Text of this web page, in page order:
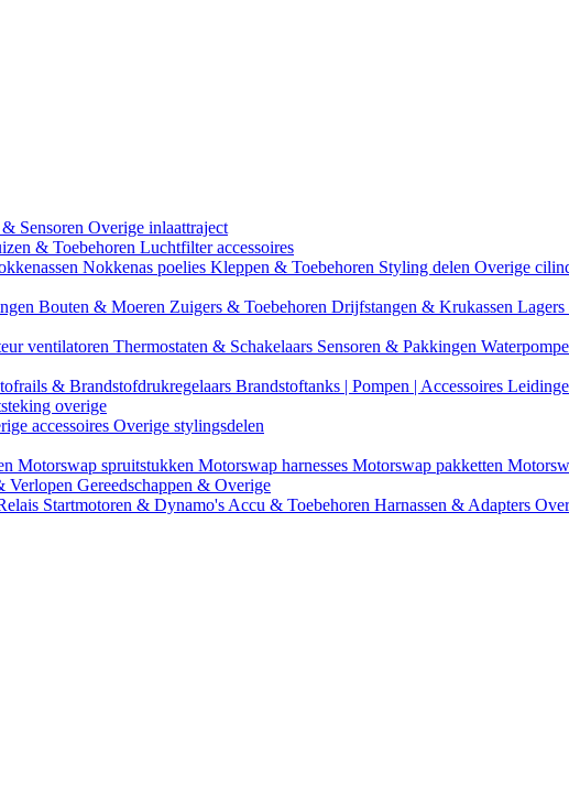
Sensoren Overige inlaattraject
& Toebehoren Luchtfilter accessoires
Nokkenas poelies Kleppen & Toebehoren Styling delen Overige
Bouten & Moeren Zuigers & Toebehoren Drijfstangen & Krukassen Lagers
ventilatoren Thermostaten & Schakelaars Sensoren & Pakkingen
& Brandstofdrukregelaars Brandstoftanks | Pompen | Accessoires
overige
accessoires Overige stylingsdelen
Motorswap spruitstukken Motorswap harnesses Motorswap pakketten
Verlopen Gereedschappen & Overige
Startmotoren & Dynamo's Accu & Toebehoren Harnassen & Adapters